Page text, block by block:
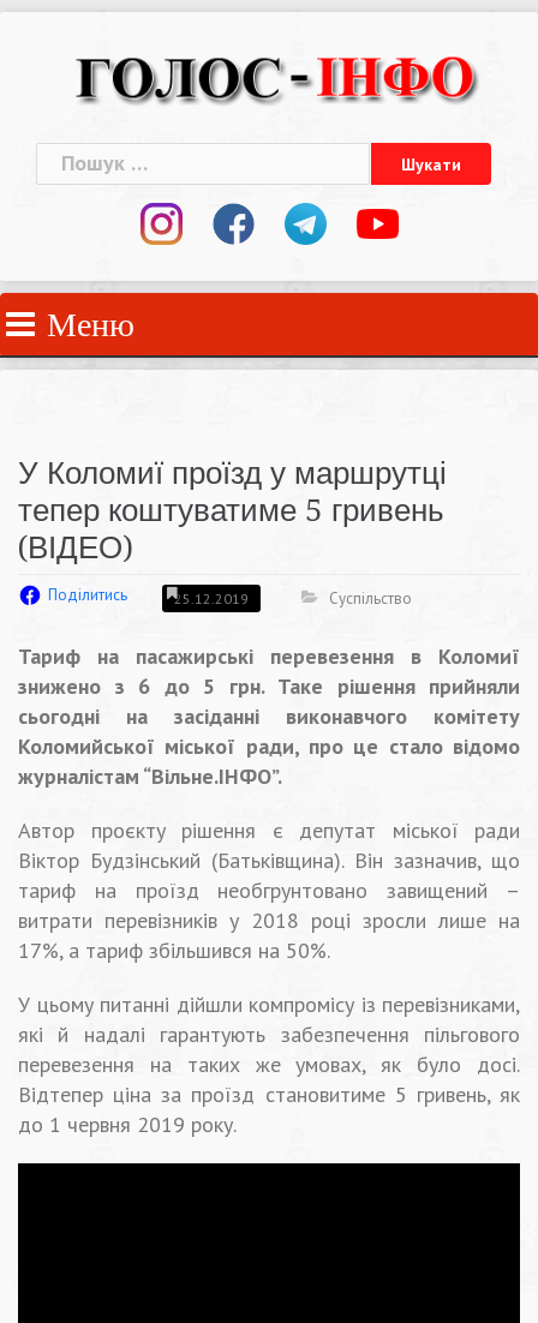
Пошук:
Меню
У Коломиї проїзд у маршрутці
тепер коштуватиме 5 гривень
(ВІДЕО)
Поділитись 25.12.2019 Суспільство
Тариф на пасажирські перевезення в Коломиї
знижено з 6 до 5 грн. Таке рішення прийняли
сьогодні на засіданні виконавчого комітету
Коломийської міської ради, про це стало відомо
журналістам “Вільне.ІНФО”.
Автор проєкту рішення є депутат міської ради
Віктор Будзінський (Батьківщина). Він зазначив, що
тариф на проїзд необгрунтовано завищений –
витрати перевізників у 2018 році зросли лише на
17%, а тариф збільшився на 50%.
У цьому питанні дійшли компромісу із перевізниками,
які й надалі гарантують забезпечення пільгового
перевезення на таких же умовах, як було досі.
Відтепер ціна за проїзд становитиме 5 гривень, як
до 1 червня 2019 року.